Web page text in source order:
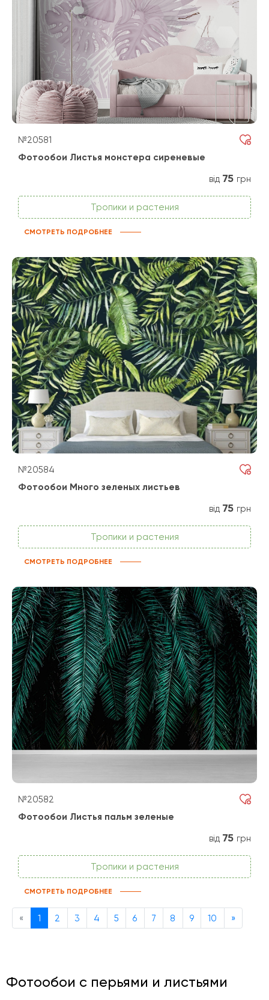
№20581
Фотообои Листья монстера сиреневые
від 75 грн
Тропики и растения
СМОТРЕТЬ ПОДРОБНЕЕ
№20584
Фотообои Много зеленых листьев
від 75 грн
Тропики и растения
СМОТРЕТЬ ПОДРОБНЕЕ
№20582
Фотообои Листья пальм зеленые
від 75 грн
Тропики и растения
СМОТРЕТЬ ПОДРОБНЕЕ
« Previous
1 2 3 4 5 6 7 8 9 10 »Next
Фотообои с перьями и листьями